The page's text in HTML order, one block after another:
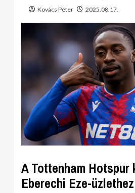
Kovács Péter 2025.08.17.
A Tottenham Hotspur
Eberechi Eze-üzlethez